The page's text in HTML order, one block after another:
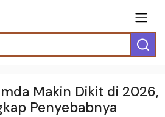
Makin Dikit di 2026,
Penyebabnya